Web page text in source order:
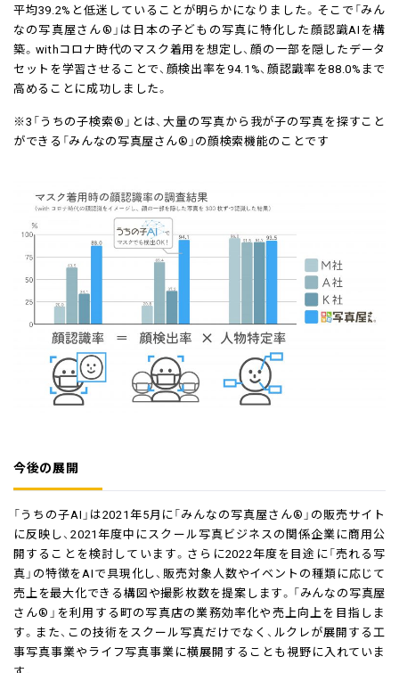
平均39.2%と低迷していることが明らかになりました。そこで「みん
なの写真屋さん®」は日本の子どもの写真に特化した顔認識AIを構
築。withコロナ時代のマスク着用を想定し、顔の一部を隠したデータ
セットを学習させることで、顔検出率を94.1%、顔認識率を88.0%まで
高めることに成功しました。
※3「うちの子検索®」とは、大量の写真から我が子の写真を探すこと
ができる「みんなの写真屋さん®」の顔検索機能のことです
今後の展開
「うちの子AI」は2021年5月に「みんなの写真屋さん®」の販売サイト
に反映し、2021年度中にスクール写真ビジネスの関係企業に商用公
開することを検討しています。さらに2022年度を目途に「売れる写
真」の特徴をAIで具現化し、販売対象人数やイベントの種類に応じて
売上を最大化できる構図や撮影枚数を提案します。「みんなの写真屋
さん®」を利用する町の写真店の業務効率化や売上向上を目指しま
す。また、この技術をスクール写真だけでなく、ルクレが展開する工
事写真事業やライフ写真事業に横展開することも視野に入れていま